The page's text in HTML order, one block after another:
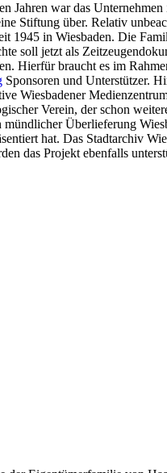
Jahren war das
Stiftung über. Relativ
1945 in Wiesbaden. Die
soll jetzt als
Hierfür braucht es im
Sponsoren und Unterstützer.
Wiesbadener
Verein, der schon
mündlicher Überlieferung
hat. Das Stadtarchiv
das Projekt ebenfalls